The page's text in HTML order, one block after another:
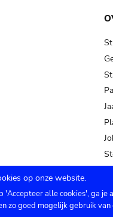
Zaalverhuur Contact
op onze website.
'Accepteer alle cookies', ga je
zo goed mogelijk gebruik